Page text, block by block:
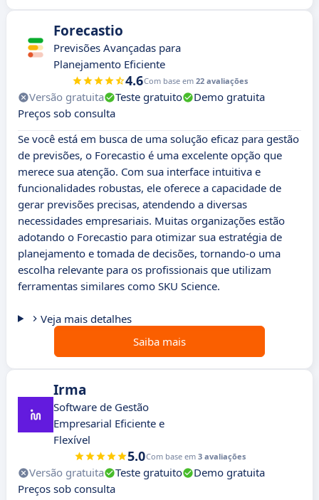
Forecastio
Previsões Avançadas para
Planejamento Eficiente
4.6Com base em 22 avaliações
Versão gratuita Teste gratuito
Demo gratuita
Preços sob consulta
Se você está em busca de uma solução eficaz para gestão
de previsões, o Forecastio é uma excelente opção que
merece sua atenção. Com sua interface intuitiva e
funcionalidades robustas, ele oferece a capacidade de
gerar previsões precisas, atendendo a diversas
necessidades empresariais. Muitas organizações estão
adotando o Forecastio para otimizar sua estratégia de
planejamento e tomada de decisões, tornando-o uma
escolha relevante para os profissionais que utilizam
ferramentas similares como SKU Science.
Veja mais detalhes
Saiba mais
Irma
Software de Gestão
Empresarial Eficiente e
Flexível
5.0Com base em 3 avaliações
Versão gratuita Teste gratuito
Demo gratuita
Preços sob consulta